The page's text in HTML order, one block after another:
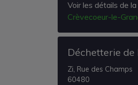
Voir les détails de la
Crèvecoeur-le-
Déchetterie de
Zi, Rue des Champs
60480